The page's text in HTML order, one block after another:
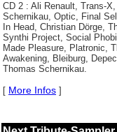
CD 2 : Ali Renault, Trans-
Schernikau, Optic, Final
In Head, Christian Dörge,
Synthi Project, Social
Made Pleasure, Platronic,
Awakening, Bleiburg,
Thomas Schernikau.
[ More Infos ]